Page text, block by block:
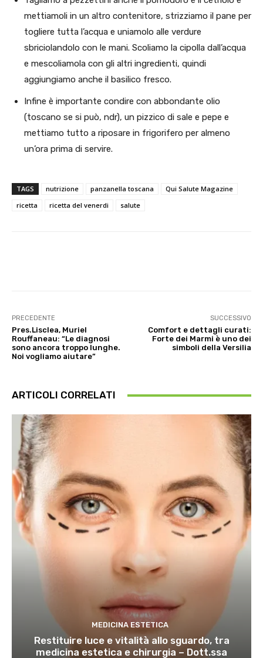
mettiamoli in un altro contenitore, strizziamo il pane per
togliere tutta l’acqua e uniamolo alle verdure
sbriciolandolo con le mani. Scoliamo la cipolla dall’acqua
e mescoliamola con gli altri ingredienti, quindi
aggiungiamo anche il basilico fresco.
Infine è importante condire con abbondante olio
(toscano se si può, ndr), un pizzico di sale e pepe e
mettiamo tutto a riposare in frigorifero per almeno
un’ora prima di servire.
TAGS nutrizione panzanella toscana
Qui Salute Magazine
ricetta
ricetta del venerdi salute
PRECEDENTE
Pres.Lisclea, Muriel
Rouffaneau: “Le diagnosi
sono ancora troppo lunghe.
Noi vogliamo aiutare”
SUCCESSIVO
Comfort e dettagli curati:
Forte dei Marmi è uno dei
simboli della Versilia
ARTICOLI CORRELATI
MEDICINA ESTETICA
Restituire luce e vitalità allo sguardo, tra
medicina estetica e chirurgia – Dott.ssa